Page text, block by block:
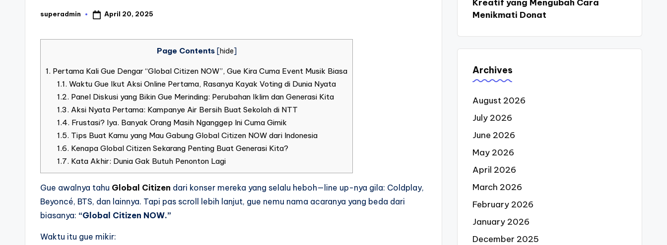
Posted
superadmin April 20, 2025
Page Contents [hide]
1. Pertama Kali Gue Dengar “Global Citizen NOW”, Gue Kira Cuma Event Musik Biasa
1.1. Waktu Gue Ikut Aksi Online Pertama, Rasanya Kayak Voting di Dunia Nyata
1.2. Panel Diskusi yang Bikin Gue Merinding: Perubahan Iklim dan Generasi Kita
1.3. Aksi Nyata Pertama: Kampanye Air Bersih Buat Sekolah di NTT
1.4. Frustasi? Iya. Banyak Orang Masih Nganggep Ini Cuma Gimik
1.5. Tips Buat Kamu yang Mau Gabung Global Citizen NOW dari Indonesia
1.6. Kenapa Global Citizen Sekarang Penting Buat Generasi Kita?
1.7. Kata Akhir: Dunia Gak Butuh Penonton Lagi
Gue awalnya tahu Global Citizen dari konser mereka yang selalu heboh—line up-nya gila: Coldplay,
Beyoncé, BTS, dan lainnya. Tapi pas scroll lebih lanjut, gue nemu nama acaranya yang beda dari
biasanya: “Global Citizen NOW.”
Waktu itu gue mikir:
Kreatif yang Mengubah Cara
Menikmati Donat
Archives
August 2026
July 2026
June 2026
May 2026
April 2026
March 2026
February 2026
January 2026
December 2025